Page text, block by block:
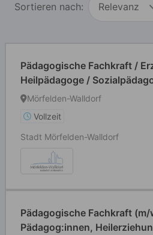
Sortieren nach:
Relevanz
Pädagogische Fachkraft /
Heilpädagoge /
Mörfelden-Walldorf
Vollzeit
Stadt Mörfelden-Walldorf
Pädagogische Fachkraft
Pädagog:innen,